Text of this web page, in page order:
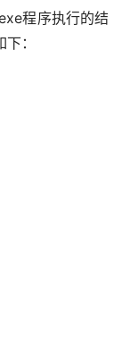
程序执行的结
：